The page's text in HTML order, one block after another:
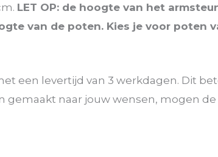
LET OP: de hoogte van het
van de poten. Kies je voor poten
een levertijd van 3 werkdagen. Dit
naar jouw wensen, mogen